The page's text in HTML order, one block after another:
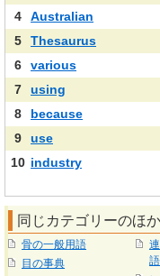
4
Australian
5
Thesaurus
6
various
7
using
8
because
9
use
10 industry
同じカテゴリーのほ
骨の一般用語
目の事典
語